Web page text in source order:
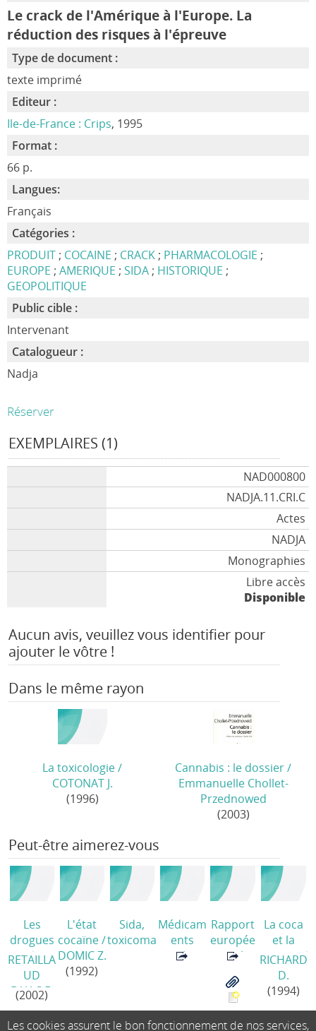
Le crack de l'Amérique à l'Europe. La
réduction des risques à l'épreuve
Type de document :
texte imprimé
Editeur :
Ile-de-France : Crips, 1995
Format :
66 p.
Langues:
Français
Catégories :
PRODUIT; COCAINE ; CRACK; PHARMACOLOGIE ;
EUROPE ; AMERIQUE ; SIDA; HISTORIQUE ;
GEOPOLITIQUE
Public cible :
Intervenant
Catalogueur :
Nadja
Réserver
EXEMPLAIRES (1)
NAD000800
NADJA.11.CRI.C
Actes
NADJA
Monographies
Libre accès
Disponible
Aucun avis, veuillez vous identifier pour
ajouter le vôtre !
Dans le même rayon
La toxicologie/
COTONAT J.
(1996)
Cannabis : le dossier/
Emmanuelle Chollet-
Przednowed
(2003)
Peut-être aimerez-vous
Les
drogues
/
RETAILLA
UD
BAJAC E.
(2002)
L'état
cocaïne/
DOMIC Z.
(1992)
Sida,
toxicoma
(1993)
Médicam
ents
psychotr
Rapport
europée
n sur les
2019.
Tendanc
es et
La coca
et la
cocaïne/
RICHARD
D.
(1994)
Les cookies assurent le bon fonctionnement de nos services,